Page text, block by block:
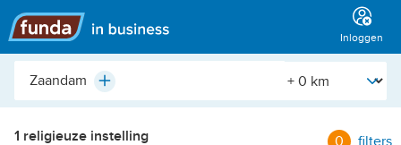
Hoofdmenu
Inloggen
Plaats,
etc.
Plus [Straal]
1 religieuze instelling
0 filters